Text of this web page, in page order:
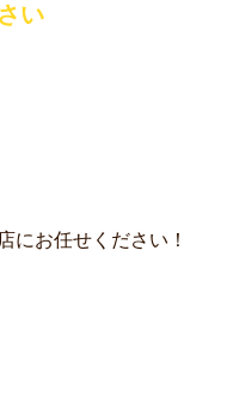
い
にお任せください！